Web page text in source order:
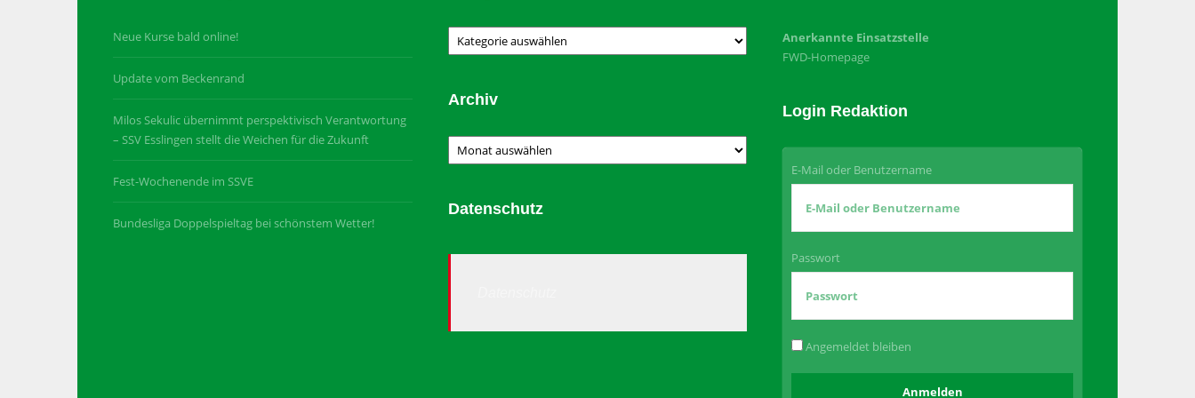
Neue Kurse bald online!
Update vom Beckenrand
Milos Sekulic übernimmt perspektivisch Verantwortung
– SSV Esslingen stellt die Weichen für die Zukunft
Fest-Wochenende im SSVE
Bundesliga Doppelspieltag bei schönstem Wetter!
Kategorien
Archiv
Archiv
Datenschutz
Anerkannte Einsatzstelle
FWD-Homepage
Login Redaktion
E-Mail oder Benutzername
Passwort
Angemeldet bleiben